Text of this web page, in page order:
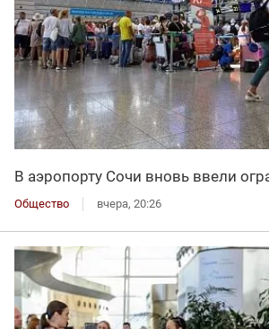
В аэропорту Сочи вновь ввели
Общество вчера, 20:26